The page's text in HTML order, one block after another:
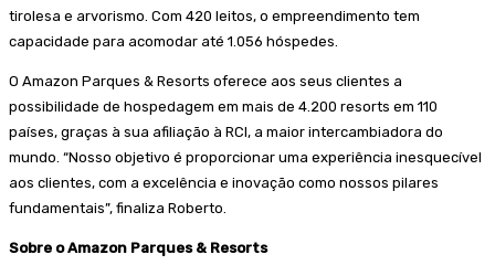
tirolesa e arvorismo. Com 420 leitos, o empreendimento tem
capacidade para acomodar até 1.056 hóspedes.
O Amazon Parques & Resorts oferece aos seus clientes a
possibilidade de hospedagem em mais de 4.200 resorts em 110
países, graças à sua afiliação à RCI, a maior intercambiadora do
mundo. “Nosso objetivo é proporcionar uma experiência inesquecível
aos clientes, com a excelência e inovação como nossos pilares
fundamentais”, finaliza Roberto.
Sobre o Amazon Parques & Resorts